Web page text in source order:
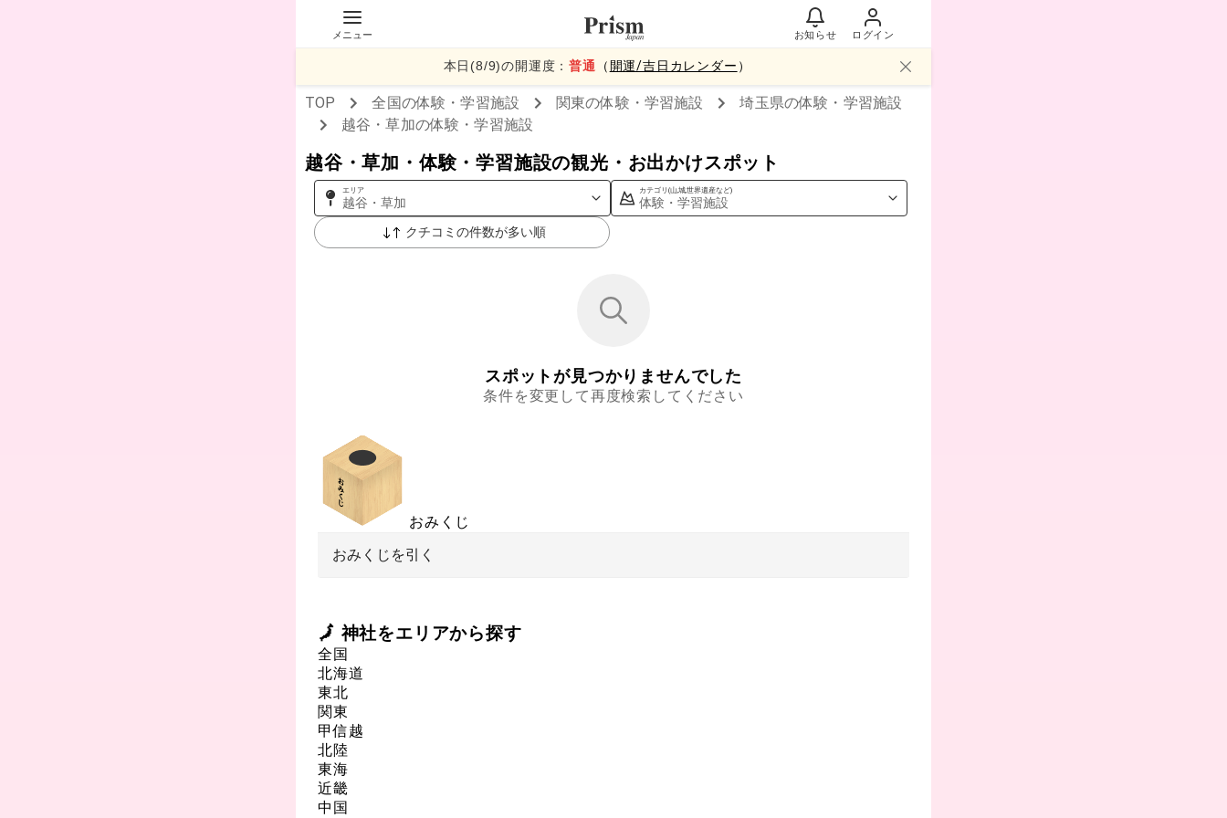
メニュー お知らせ ログイン
本日(8/9)の開運度：普通 （ 開運/吉日カレンダー ）
TOP 全国の体験・学習施設 関東の体験・学習施設 埼玉県の体験・学習施設
越谷・草加の体験・学習施設
越谷・草加・体験・学習施設の観光・お出かけスポット
エリア
越谷・草加
カテゴリ(山,城,世界遺産など)
体験・学習施設
クチコミの件数が多い順
スポットが見つかりませんでした
条件を変更して再度検索してください
おみくじ
おみくじを引く
🗾 神社をエリアから探す
全国
北海道
東北
関東
甲信越
北陸
東海
近畿
中国